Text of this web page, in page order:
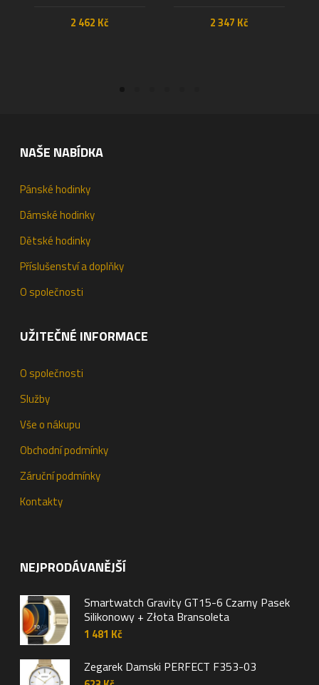
2 462 Kč 2 347 Kč
NAŠE NABÍDKA
Pánské hodinky
Dámské hodinky
Dětské hodinky
Příslušenství a doplňky
O společnosti
UŽITEČNÉ INFORMACE
O společnosti
Služby
Vše o nákupu
Obchodní podmínky
Záruční podmínky
Kontakty
NEJPRODÁVANĚJŠÍ
Smartwatch Gravity GT15-6 Czarny Pasek
Silikonowy + Złota Bransoleta
1 481 Kč
Zegarek Damski PERFECT F353-03